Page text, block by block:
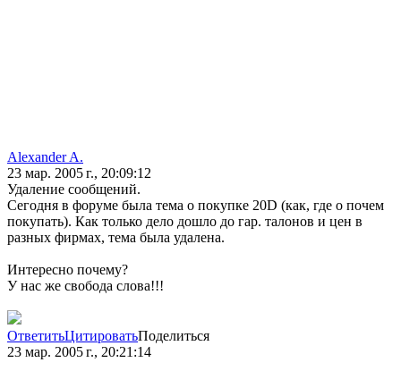
Alexander A.
23 мар. 2005 г., 20:09:12
Удаление сообщений.
Сегодня в форуме была тема о покупке 20D (как, где о почем
покупать). Как только дело дошло до гар. талонов и цен в
разных фирмах, тема была удалена.
Интересно почему?
У нас же свобода слова!!!
ОтветитьЦитироватьПоделиться
23 мар. 2005 г., 20:21:14